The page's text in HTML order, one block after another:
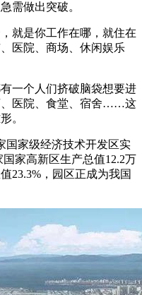
需做出突破。
是你工作在哪，就住在
医院、商场、休闲娱乐
一个人们挤破脑袋想要进
、医院、食堂、宿舍……这
。
家级经济技术开发区实
家高新区生产总值12.2万
23.3%，园区正成为我国